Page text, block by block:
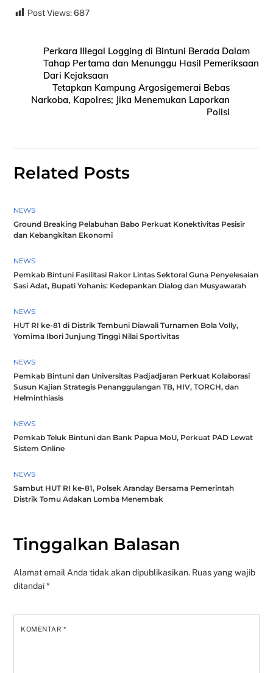
Post Views: 687
Perkara Illegal Logging di Bintuni Berada Dalam
Tahap Pertama dan Menunggu Hasil Pemeriksaan
Dari Kejaksaan
Tetapkan Kampung Argosigemerai Bebas
Narkoba, Kapolres; Jika Menemukan Laporkan
Polisi
Related Posts
NEWS
Ground Breaking Pelabuhan Babo Perkuat Konektivitas Pesisir
dan Kebangkitan Ekonomi
NEWS
Pemkab Bintuni Fasilitasi Rakor Lintas Sektoral Guna Penyelesaian
Sasi Adat, Bupati Yohanis: Kedepankan Dialog dan Musyawarah
NEWS
HUT RI ke-81 di Distrik Tembuni Diawali Turnamen Bola Volly,
Yomima Ibori Junjung Tinggi Nilai Sportivitas
NEWS
Pemkab Bintuni dan Universitas Padjadjaran Perkuat Kolaborasi
Susun Kajian Strategis Penanggulangan TB, HIV, TORCH, dan
Helminthiasis
NEWS
Pemkab Teluk Bintuni dan Bank Papua MoU, Perkuat PAD Lewat
Sistem Online
NEWS
Sambut HUT RI ke-81, Polsek Aranday Bersama Pemerintah
Distrik Tomu Adakan Lomba Menembak
Tinggalkan Balasan
Alamat email Anda tidak akan dipublikasikan. Ruas yang wajib
ditandai*
KOMENTAR*